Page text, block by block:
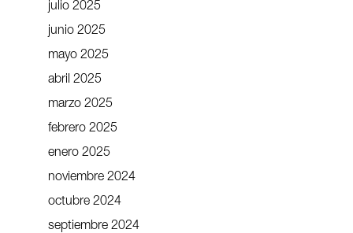
julio 2025
junio 2025
mayo 2025
abril 2025
marzo 2025
febrero 2025
enero 2025
noviembre 2024
octubre 2024
septiembre 2024